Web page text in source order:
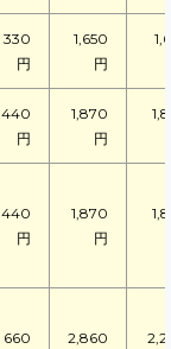
330
円
1,650
円
440
円
1,870
円
440
円
1,870
円
660
2,860